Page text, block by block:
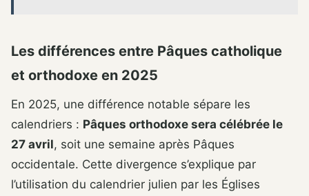
Les différences entre Pâques catholique
et orthodoxe en 2025
En 2025, une différence notable sépare les
calendriers : Pâques orthodoxe sera célébrée le
27 avril, soit une semaine après Pâques
occidentale. Cette divergence s’explique par
l’utilisation du calendrier julien par les Églises